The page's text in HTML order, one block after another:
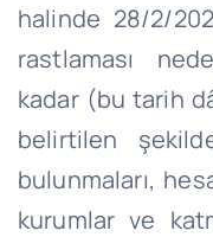
halinde 28/2/
rastlaması
kadar (bu tarih
belirtilen
bulunmaları,
kurumlar ve